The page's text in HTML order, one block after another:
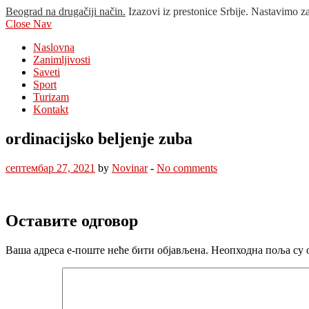
Beograd na drugačiji način. Izazovi iz prestonice Srbije. Nastavimo
Close Nav
Naslovna
Zanimljivosti
Saveti
Sport
Turizam
Kontakt
ordinacijsko beljenje zuba
септембар 27, 2021 by Novinar- No comments
Оставите одговор
Ваша адреса е-поште неће бити објављена. Неопходна поља су